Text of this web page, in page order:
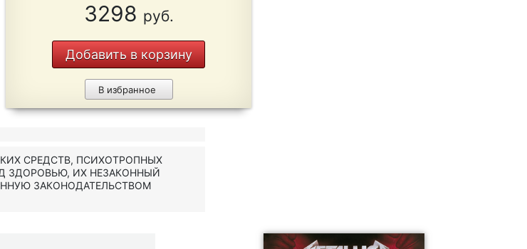
3298 руб.
Добавить в корзину
В избранное
СРЕДСТВ, ПСИХОТРОПНЫХ
ЗДОРОВЬЮ, ИХ НЕЗАКОННЫЙ
ЗАКОНОДАТЕЛЬСТВОМ